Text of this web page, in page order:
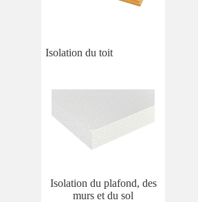
Isolation du toit
Isolation du plafond, des
murs et du sol